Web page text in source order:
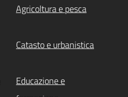
Agricoltura e pesca
Catasto e urbanistica
Educazione e